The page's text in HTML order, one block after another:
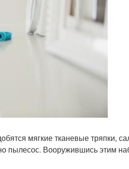
мягкие тканевые тряпки,
пылесос. Вооружившись этим